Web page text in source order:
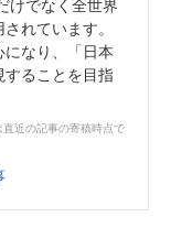
けでなく全世界
れています。
なり、「日本
ることを目指
近の記事の寄稿時点で